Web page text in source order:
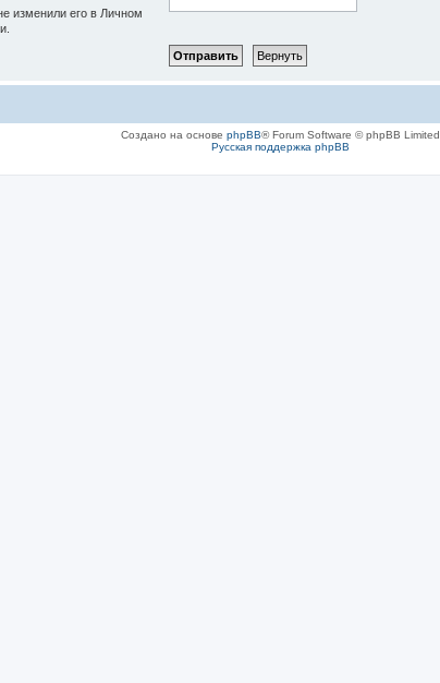
изменили его в Личном
Создано на основе phpBB® Forum Software © phpBB Limited
Русская поддержка phpBB